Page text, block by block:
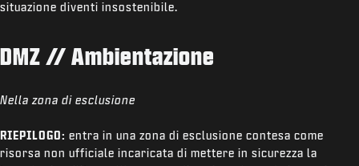
situazione diventi insostenibile.
DMZ // Ambientazione
Nella zona di esclusione
RIEPILOGO: entra in una zona di esclusione contesa come
risorsa non ufficiale incaricata di mettere in sicurezza la